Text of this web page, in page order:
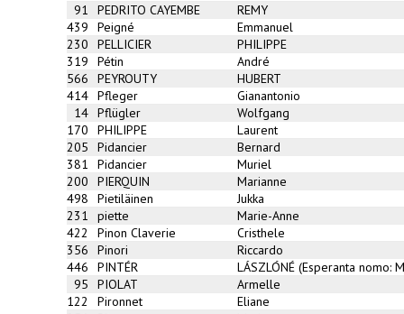
91 PEDRITO CAYEMBE
REMY
439
Peigné
Emmanuel
230
PELLICIER
PHILIPPE
319
Pétin
André
566
PEYROUTY
HUBERT
414 Pfleger
Gianantonio
14 Pflügler
Wolfgang
170
PHILIPPE
Laurent
205
Pidancier
Bernard
381
Pidancier
Muriel
200
PIERQUIN
Marianne
498
Pietiläinen
Jukka
231
piette
Marie-Anne
422
Pinon Claverie
Cristhele
356
Pinori
Riccardo
446
PINTÉR
LÁSZLÓNÉ (Esperanta nomo:
95
PIOLAT
Armelle
122
Pironnet
Eliane